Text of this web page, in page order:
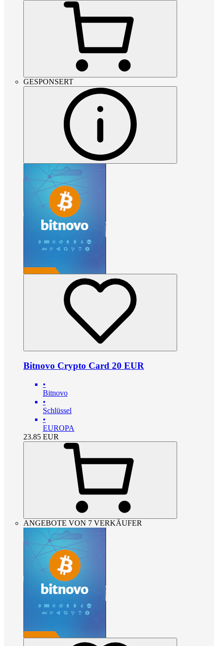
GESPONSERT
Bitnovo Crypto Card 20 EUR
•
Bitnovo
•
Schlüssel
•
EUROPA
23.85 EUR
ANGEBOTE VON 7 VERKÄUFER